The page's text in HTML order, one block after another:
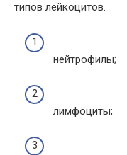
типов лейкоцитов.
нейтрофилы;
лимфоциты;